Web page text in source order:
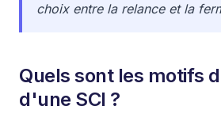
choix entre la relance et la
Quels sont les motifs
d'une SCI ?